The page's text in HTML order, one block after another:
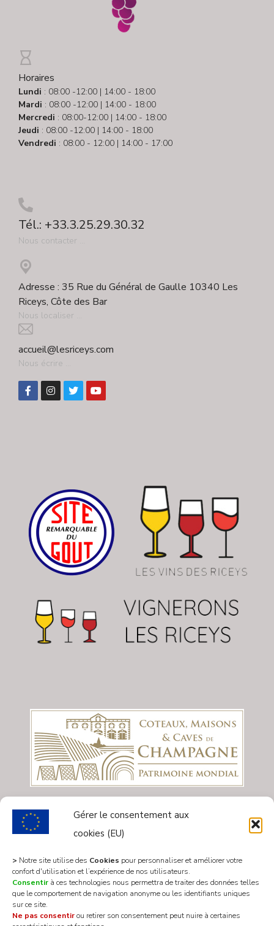
Gérer le consentement aux
cookies (EU)
> Notre site utilise des Cookies pour personnaliser et améliorer votre
confort d'utilisation et l’expérience de nos utilisateurs.
Consentir à ces technologies nous permettra de traiter des données telles
que le comportement de navigation anonyme ou les identifiants uniques
sur ce site.
Ne pas consentirou retirer son consentement peut nuire à certaines
Horaires
Lundi : 08:00 -12:00 | 14:00 - 18:00
Mardi : 08:00 -12:00 | 14:00 - 18:00
Mercredi : 08:00-12:00 | 14:00 - 18:00
Jeudi : 08:00 -12:00 | 14:00 - 18:00
Vendredi : 08:00 - 12:00 | 14:00 - 17:00
Tél.: +33.3.25.29.30.32
Nous contacter ...
Adresse : 35 Rue du Général de Gaulle 10340 Les
Riceys, Côte des Bar
Nous localiser ...
accueil@lesriceys.com
Nous écrire ...